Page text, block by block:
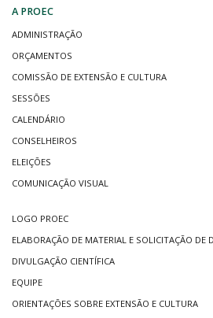
A PROEC
ADMINISTRAÇÃO
ORÇAMENTOS
COMISSÃO DE EXTENSÃO E CULTURA
SESSÕES
CALENDÁRIO
CONSELHEIROS
ELEIÇÕES
COMUNICAÇÃO VISUAL
LOGO PROEC
ELABORAÇÃO DE MATERIAL E SOLICITAÇÃO DE
DIVULGAÇÃO CIENTÍFICA
EQUIPE
ORIENTAÇÕES SOBRE EXTENSÃO E CULTURA